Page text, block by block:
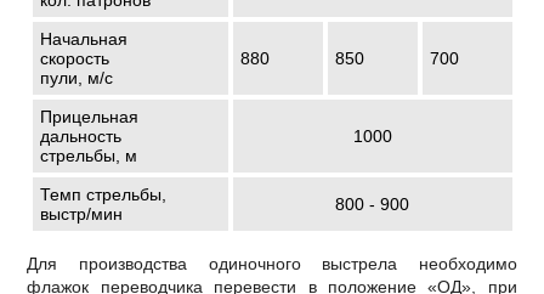
Начальная
скорость
пули, м/с
880 850 700
Прицельная
дальность
стрельбы, м
1000
Темп стрельбы,
выстр/мин
800 - 900
Для производства одиночного выстрела необходимо
флажок переводчика перевести в положение «ОД», при